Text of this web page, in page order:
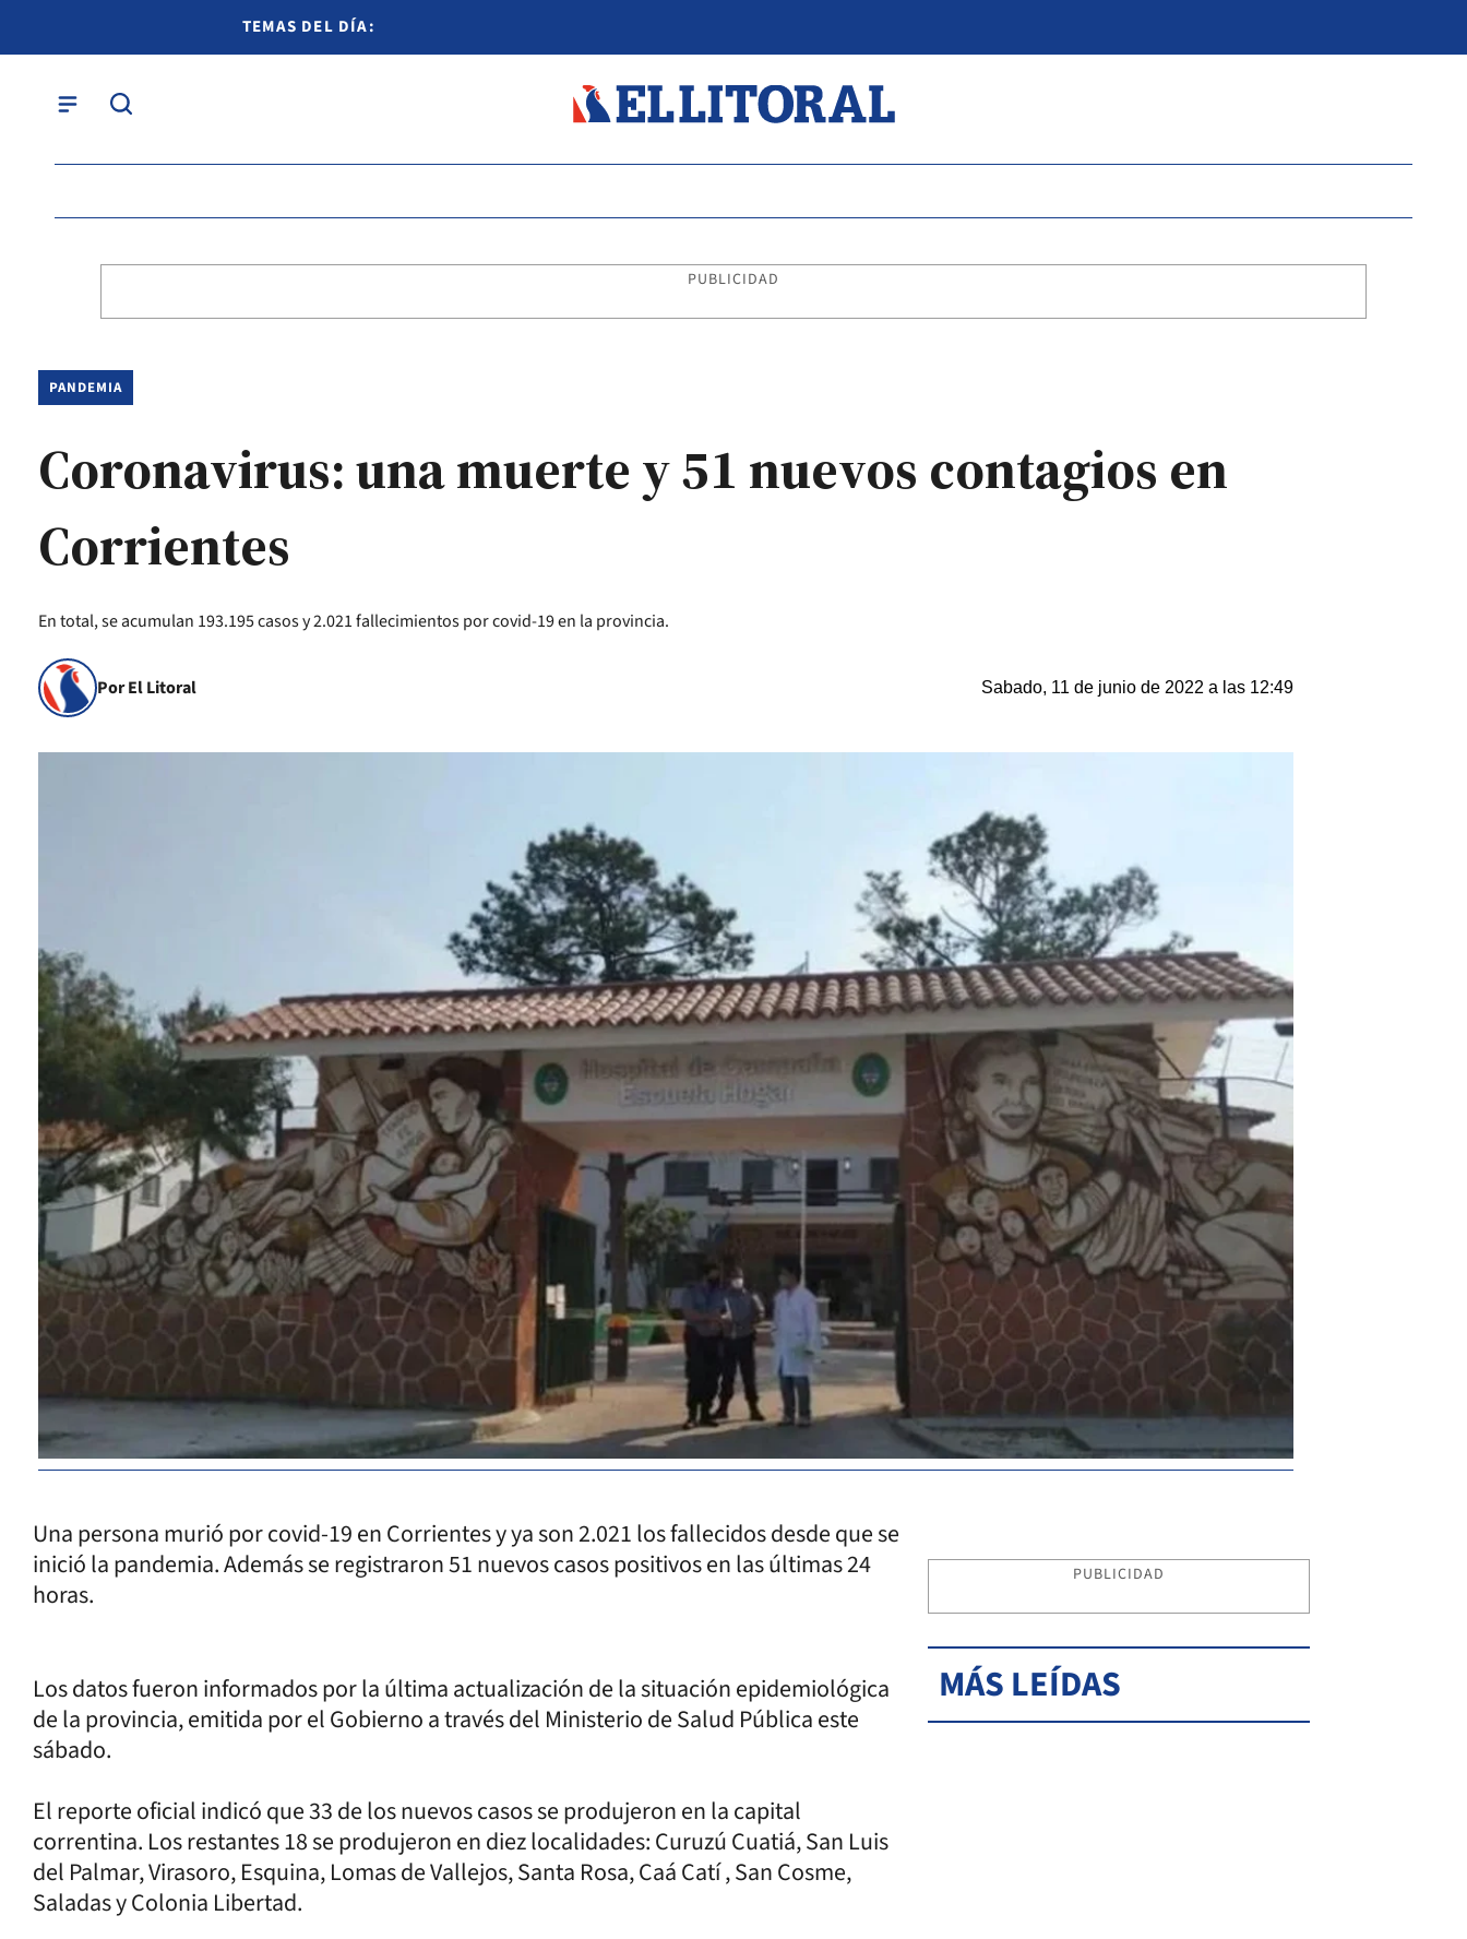
TEMAS DEL DÍA:
PUBLICIDAD
PANDEMIA
Coronavirus: una muerte y 51 nuevos contagios en
Corrientes
En total, se acumulan 193.195 casos y 2.021 fallecimientos por covid-19 en la provincia.
Por El Litoral Sabado, 11 de junio de 2022 a las 12:49
Una persona murió por covid-19 en Corrientes y ya son 2.021 los fallecidos desde que se
inició la pandemia. Además se registraron 51 nuevos casos positivos en las últimas 24
horas.
Los datos fueron informados por la última actualización de la situación epidemiológica
de la provincia, emitida por el Gobierno a través del Ministerio de Salud Pública este
sábado.
El reporte oficial indicó que 33 de los nuevos casos se produjeron en la capital
correntina. Los restantes 18 se produjeron en diez localidades: Curuzú Cuatiá, San Luis
del Palmar, Virasoro, Esquina, Lomas de Vallejos, Santa Rosa, Caá Catí , San Cosme,
Saladas y Colonia Libertad.
PUBLICIDAD
MÁS LEÍDAS